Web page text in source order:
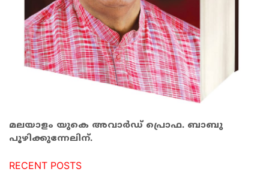
മലയാളം യുകെ അവാര്‍ഡ് പ്രൊഫ. ബാബു
പൂഴിക്കുന്നേലിന്.
RECENT POSTS